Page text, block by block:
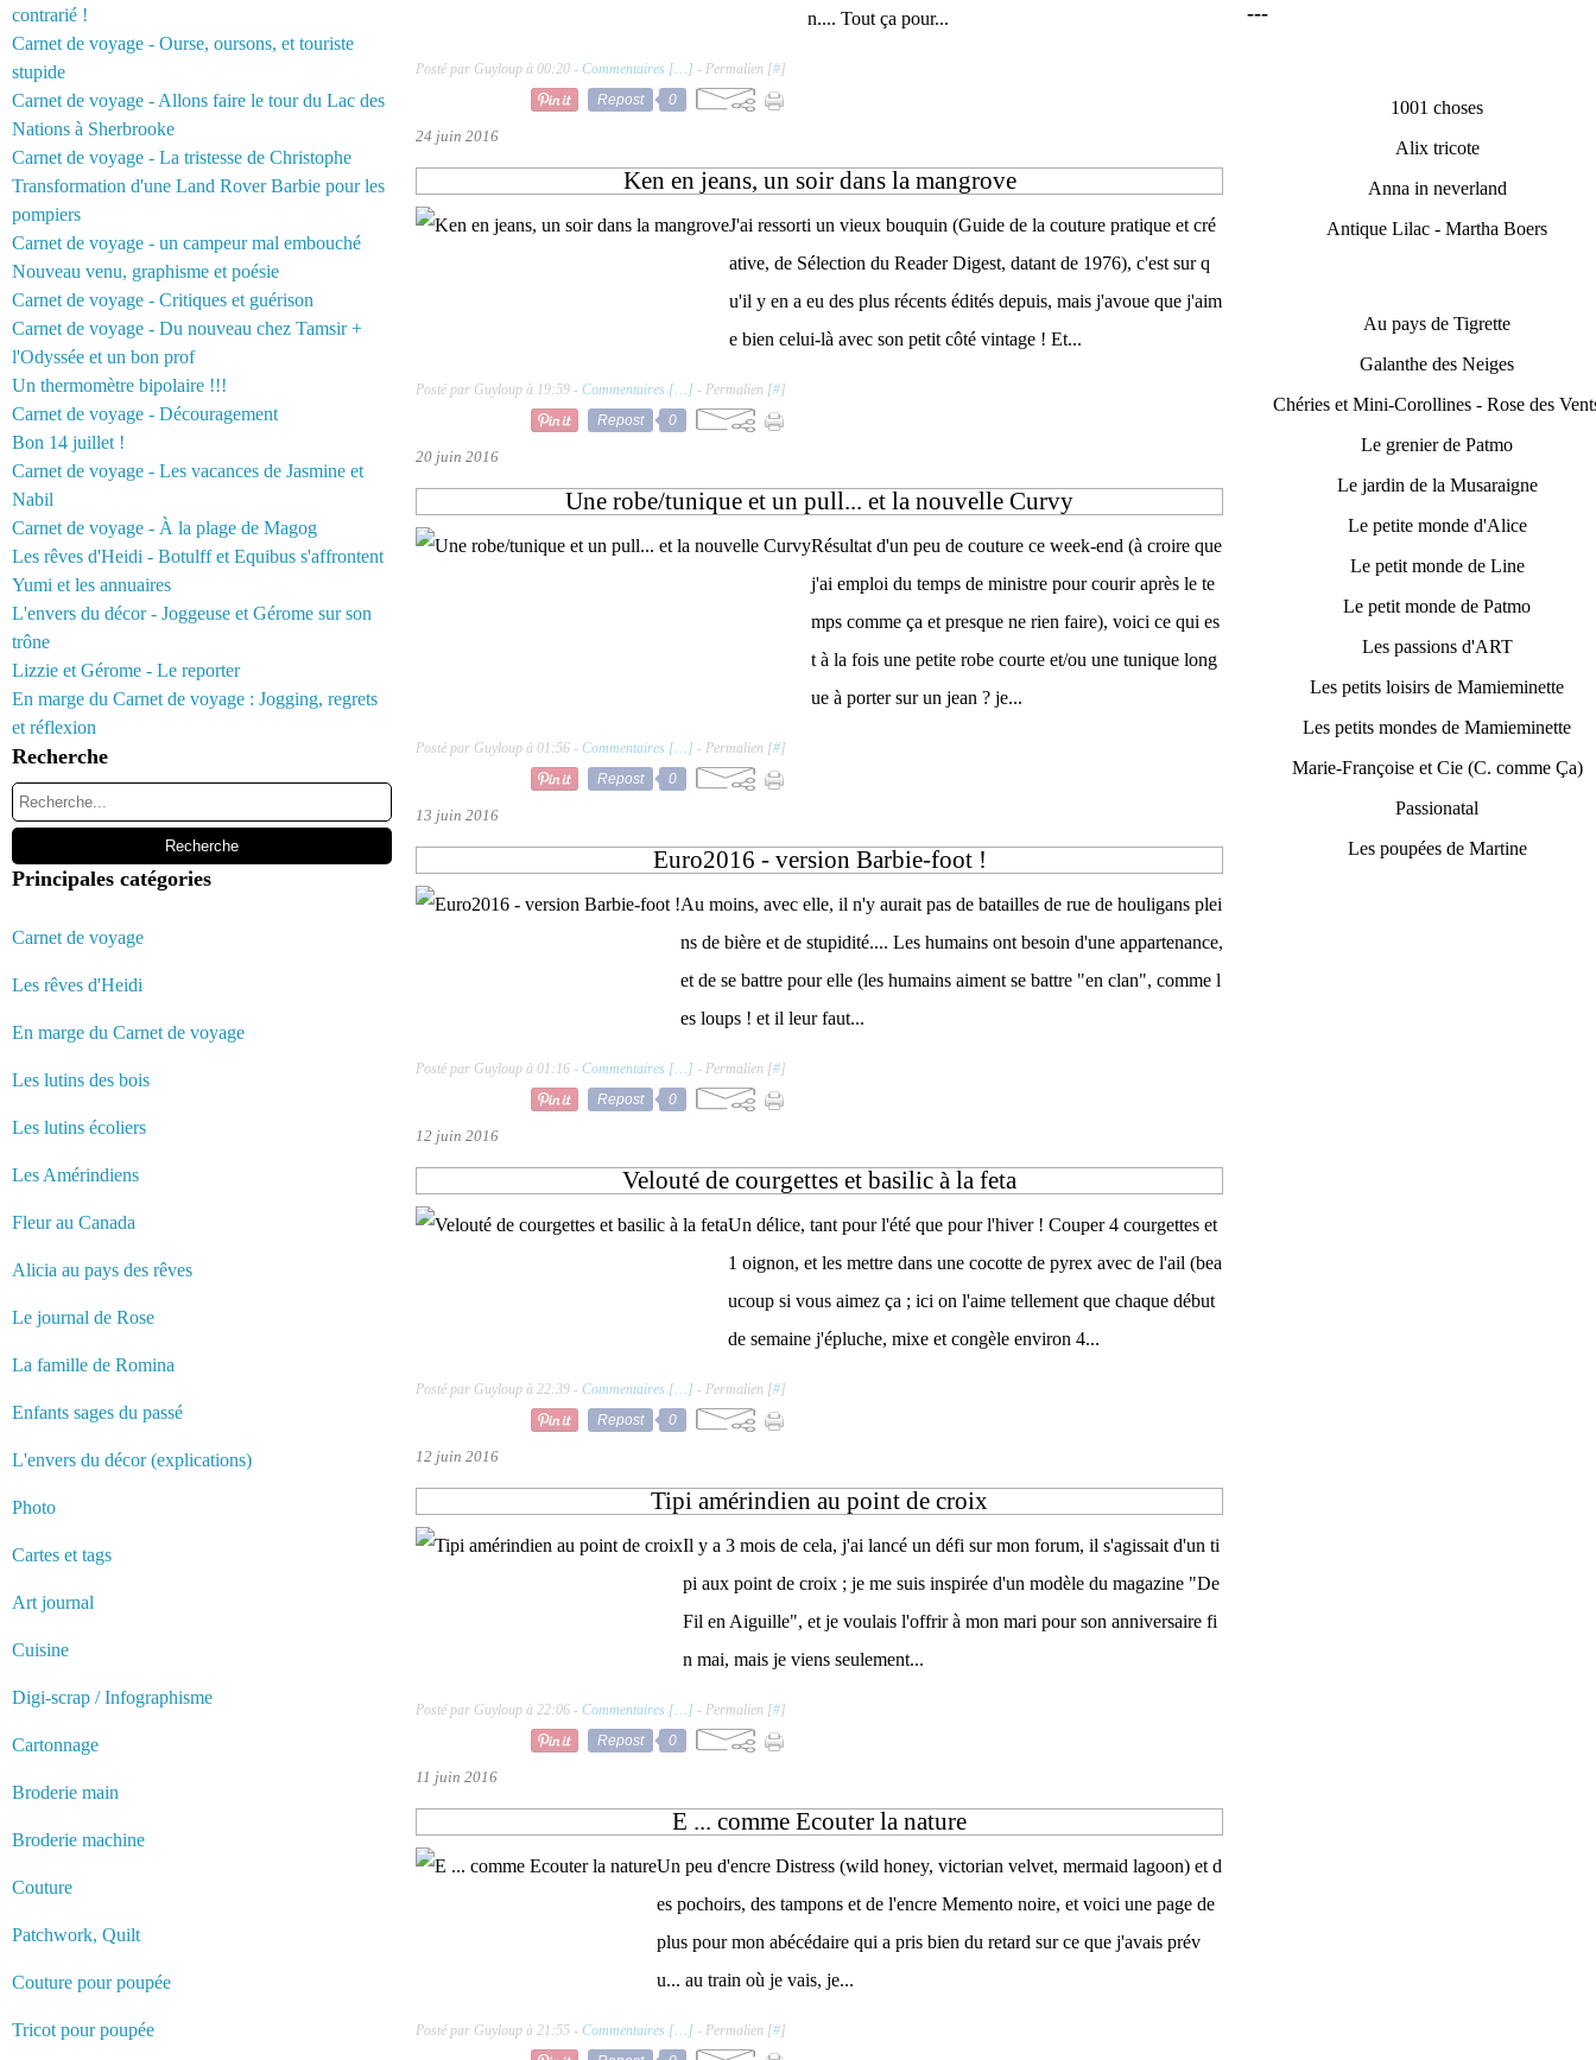
contrarié !
Carnet de voyage - Ourse, oursons, et touriste
stupide
Carnet de voyage - Allons faire le tour du Lac des
Nations à Sherbrooke
Carnet de voyage - La tristesse de Christophe
Transformation d'une Land Rover Barbie pour les
pompiers
Carnet de voyage - un campeur mal embouché
Nouveau venu, graphisme et poésie
Carnet de voyage - Critiques et guérison
Carnet de voyage - Du nouveau chez Tamsir +
l'Odyssée et un bon prof
Un thermomètre bipolaire !!!
Carnet de voyage - Découragement
Bon 14 juillet !
Carnet de voyage - Les vacances de Jasmine et
Nabil
Carnet de voyage - À la plage de Magog
Les rêves d'Heidi - Botulff et Equibus s'affrontent
Yumi et les annuaires
L'envers du décor - Joggeuse et Gérome sur son
trône
Lizzie et Gérome - Le reporter
En marge du Carnet de voyage : Jogging, regrets
et réflexion
Recherche
Principales catégories
Carnet de voyage
Les rêves d'Heidi
En marge du Carnet de voyage
Les lutins des bois
Les lutins écoliers
Les Amérindiens
Fleur au Canada
Alicia au pays des rêves
Le journal de Rose
La famille de Romina
Enfants sages du passé
L'envers du décor (explications)
Photo
Cartes et tags
Art journal
Cuisine
Digi-scrap / Infographisme
Cartonnage
Broderie main
Broderie machine
Couture
Patchwork, Quilt
Couture pour poupée
Tricot pour poupée
n.... Tout ça pour...
Posté par Guyloup à 00:20 - Commentaires [… ] - Permalien [#]
Repost
0
24 juin 2016
Ken en jeans, un soir dans la mangrove
J'ai ressorti un vieux bouquin (Guide de la couture pratique et cré
ative, de Sélection du Reader Digest, datant de 1976), c'est sur q
u'il y en a eu des plus récents édités depuis, mais j'avoue que j'aim
e bien celui-là avec son petit côté vintage ! Et...
Posté par Guyloup à 19:59 - Commentaires [… ] - Permalien [#]
Repost
0
20 juin 2016
Une robe/tunique et un pull... et la nouvelle Curvy
Résultat d'un peu de couture ce week-end (à croire que
j'ai emploi du temps de ministre pour courir après le te
mps comme ça et presque ne rien faire), voici ce qui es
t à la fois une petite robe courte et/ou une tunique long
ue à porter sur un jean ? je...
Posté par Guyloup à 01:56 - Commentaires [… ] - Permalien [#]
Repost
0
13 juin 2016
Euro2016 - version Barbie-foot !
Au moins, avec elle, il n'y aurait pas de batailles de rue de houligans plei
ns de bière et de stupidité.... Les humains ont besoin d'une appartenance,
et de se battre pour elle (les humains aiment se battre "en clan", comme l
es loups ! et il leur faut...
Posté par Guyloup à 01:16 - Commentaires [… ] - Permalien [#]
Repost
0
12 juin 2016
Velouté de courgettes et basilic à la feta
Un délice, tant pour l'été que pour l'hiver ! Couper 4 courgettes et
1 oignon, et les mettre dans une cocotte de pyrex avec de l'ail (bea
ucoup si vous aimez ça ; ici on l'aime tellement que chaque début
de semaine j'épluche, mixe et congèle environ 4...
Posté par Guyloup à 22:39 - Commentaires [… ] - Permalien [#]
Repost
0
12 juin 2016
Tipi amérindien au point de croix
Il y a 3 mois de cela, j'ai lancé un défi sur mon forum, il s'agissait d'un ti
pi aux point de croix ; je me suis inspirée d'un modèle du magazine "De
Fil en Aiguille", et je voulais l'offrir à mon mari pour son anniversaire fi
n mai, mais je viens seulement...
Posté par Guyloup à 22:06 - Commentaires [… ] - Permalien [#]
Repost
0
11 juin 2016
E ... comme Ecouter la nature
Un peu d'encre Distress (wild honey, victorian velvet, mermaid lagoon) et d
es pochoirs, des tampons et de l'encre Memento noire, et voici une page de
plus pour mon abécédaire qui a pris bien du retard sur ce que j'avais prév
u... au train où je vais, je...
Posté par Guyloup à 21:55 - Commentaires [… ] - Permalien [#]
---
1001 choses
Alix tricote
Anna in neverland
Antique Lilac - Martha Boers
Au pays de Tigrette
Galanthe des Neiges
Chéries et Mini-Corollines - Rose des
Le grenier de Patmo
Le jardin de la Musaraigne
Le petite monde d'Alice
Le petit monde de Line
Le petit monde de Patmo
Les passions d'ART
Les petits loisirs de Mamieminette
Les petits mondes de Mamieminette
Marie-Françoise et Cie (C. comme Ça)
Passionatal
Les poupées de Martine